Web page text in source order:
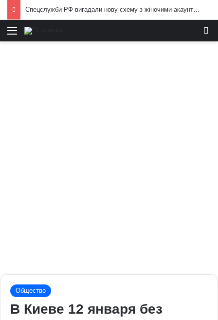
Спецслужби РФ вигадали нову схему з жіночими акаунтами в Україні: як виманюють військових
Меню
Общество
В Киеве 12 января без